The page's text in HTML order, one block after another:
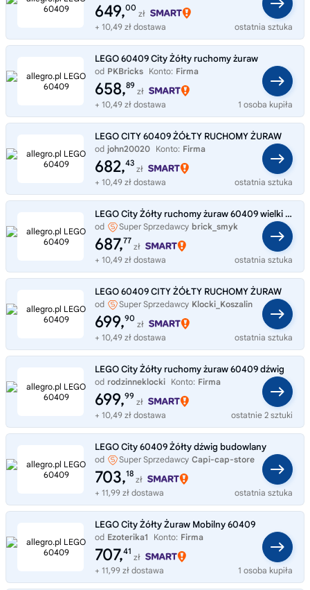
649,00
zł
+ 10,49 zł dostawa
ostatnia sztuka
LEGO 60409 City Żółty ruchomy żuraw
od PKBricks Konto: Firma
658,89
zł
+ 10,49 zł dostawa
1 osoba kupiła
LEGO CITY 60409 ŻÓŁTY RUCHOMY ŻURAW
od john20020 Konto: Firma
682,43
zł
+ 10,49 zł dostawa
ostatnia sztuka
LEGO City Żółty ruchomy żuraw 60409 wielki zestaw
od Super Sprzedawcy brick_smyk
687,77
zł
+ 10,49 zł dostawa
ostatnia sztuka
LEGO 60409 CITY ŻÓŁTY RUCHOMY ŻURAW
od Super Sprzedawcy Klocki_Koszalin
699,90
zł
+ 10,49 zł dostawa
ostatnia sztuka
LEGO City Żółty ruchomy żuraw 60409 dźwig
od rodzinneklocki Konto: Firma
699,99
zł
+ 10,49 zł dostawa
ostatnie 2 sztuki
LEGO City 60409 Żółty dźwig budowlany
od Super Sprzedawcy Capi-cap-store
703,18
zł
+ 11,99 zł dostawa
ostatnia sztuka
LEGO City Żółty Żuraw Mobilny 60409
od Ezoterika1 Konto: Firma
707,41
zł
+ 11,99 zł dostawa
1 osoba kupiła